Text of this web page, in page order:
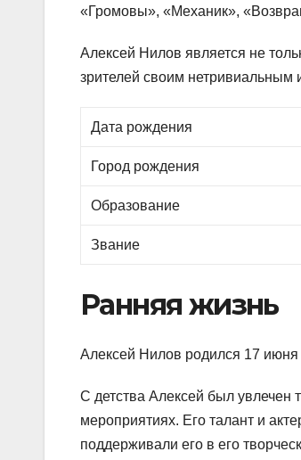
«Громовы», «Механик»,
Алексей Нилов является не
зрителей своим нетривиальным
Дата рождения
Город рождения
Образование
Звание
Ранняя жизнь
Алексей Нилов родился 17 июня
С детства Алексей был увлечен
мероприятиях. Его талант и
поддерживали его в его